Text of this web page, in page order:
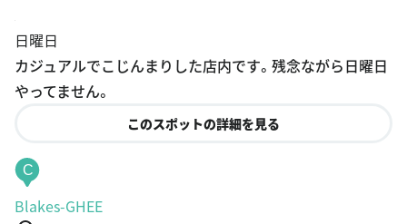
日曜日
カジュアルでこじんまりした店内です。残念ながら日曜日
やってません。
Blakes-GHEE
東京都渋谷区神宮前２丁目２０−１３ 奥山ビル